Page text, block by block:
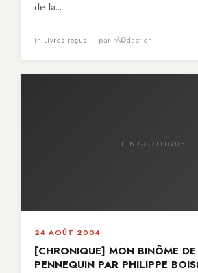
de la...
in Livres reçus — par rÃ©daction
LIBR-CRITIQUE
24 AOÛT 2004
[CHRONIQUE] MON BINÔME
PENNEQUIN PAR PHILIPPE